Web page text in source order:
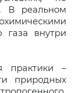
В реальном
газа внутри
практики –
природных